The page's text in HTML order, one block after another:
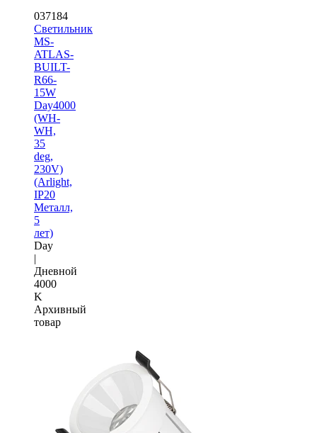
037184
Светильник
MS-
ATLAS-
BUILT-
R66-
15W
Day4000
(WH-
WH,
35
deg,
230V)
(Arlight,
IP20
Металл,
5
лет)
Day
|
Дневной
4000
K
Архивный
товар